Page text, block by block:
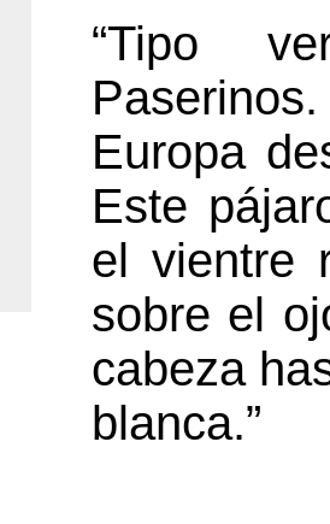
“Tipo
Europa
Este
el vientre
sobre el
cabeza
blanca.”